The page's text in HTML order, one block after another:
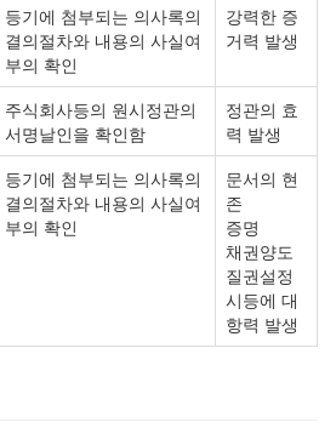
등기에 첨부되는 의사록의
결의절차와 내용의 사실여
부의 확인
강력한 증
거력 발생
주식회사등의 원시정관의
서명날인을 확인함
정관의 효
력 발생
등기에 첨부되는 의사록의
결의절차와 내용의 사실여
부의 확인
문서의 현
존
증명
채권양도
질권설정
시등에 대
항력 발생